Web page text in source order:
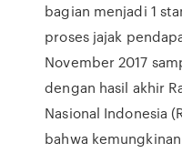
bagian menjadi 1
proses jajak
November 2017
dengan hasil akhir
Nasional Indonesia
bahwa